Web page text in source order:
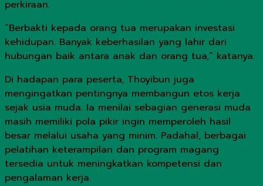
perkiraan.
“Berbakti kepada orang tua merupakan investasi
kehidupan. Banyak keberhasilan yang lahir dari
hubungan baik antara anak dan orang tua,” katanya.
Di hadapan para peserta, Thoyibun juga
mengingatkan pentingnya membangun etos kerja
sejak usia muda. Ia menilai sebagian generasi muda
masih memiliki pola pikir ingin memperoleh hasil
besar melalui usaha yang minim. Padahal, berbagai
pelatihan keterampilan dan program magang
tersedia untuk meningkatkan kompetensi dan
pengalaman kerja.